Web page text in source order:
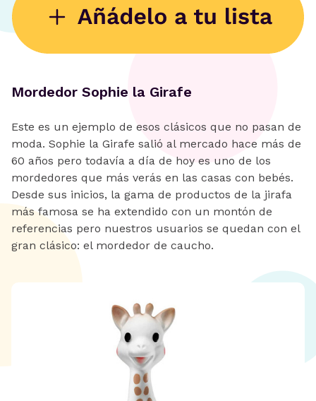
Mordedor Sophie la Girafe
Este es un ejemplo de esos clásicos que no pasan de
moda. Sophie la Girafe salió al mercado hace más de
60 años pero todavía a día de hoy es uno de los
mordedores que más verás en las casas con bebés.
Desde sus inicios, la gama de productos de la jirafa
más famosa se ha extendido con un montón de
referencias pero nuestros usuarios se quedan con el
gran clásico: el mordedor de caucho.